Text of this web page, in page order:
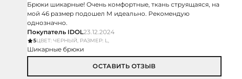
Брюки шикарные! Очень комфортные, ткань струящаяся, на
мой 46 размер подошел М идеально. Рекомендую
однозначно.
Покупатель IDOL23.12.2024
5ЦВЕТ: ЧЕРНЫЙ, РАЗМЕР: L,
Шикарные брюки
ОСТАВИТЬ ОТЗЫВ